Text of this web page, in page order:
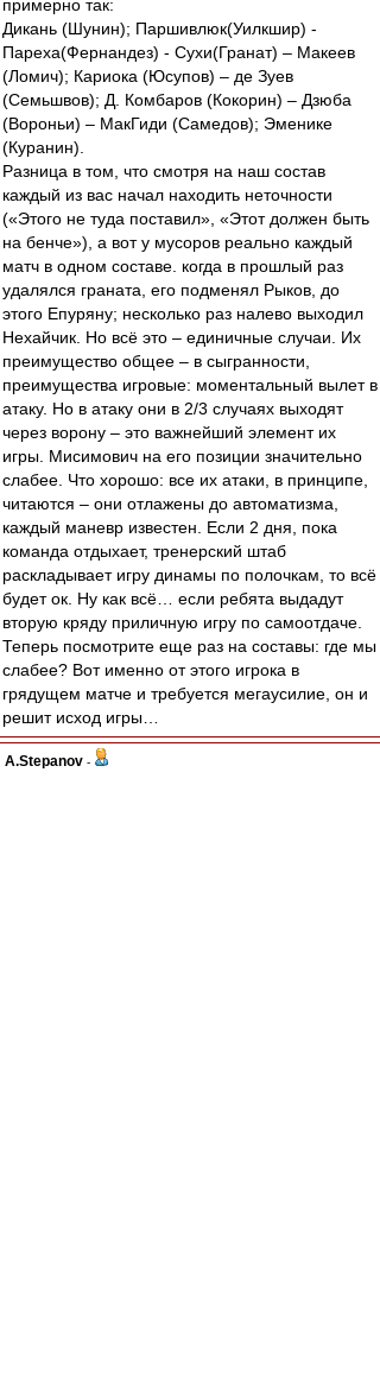
примерно так:
Дикань (Шунин); Паршивлюк(Уилкшир) -
Пареха(Фернандез) - Сухи(Гранат) – Макеев
(Ломич); Кариока (Юсупов) – де Зуев
(Семьшвов); Д. Комбаров (Кокорин) – Дзюба
(Вороньи) – МакГиди (Самедов); Эменике
(Куранин).
Разница в том, что смотря на наш состав
каждый из вас начал находить неточности
(«Этого не туда поставил», «Этот должен быть
на бенче»), а вот у мусоров реально каждый
матч в одном составе. когда в прошлый раз
удалялся граната, его подменял Рыков, до
этого Епуряну; несколько раз налево выходил
Нехайчик. Но всё это – единичные случаи. Их
преимущество общее – в сыгранности,
преимущества игровые: моментальный вылет в
атаку. Но в атаку они в 2/3 случаях выходят
через ворону – это важнейший элемент их
игры. Мисимович на его позиции значительно
слабее. Что хорошо: все их атаки, в принципе,
читаются – они отлажены до автоматизма,
каждый маневр известен. Если 2 дня, пока
команда отдыхает, тренерский штаб
раскладывает игру динамы по полочкам, то всё
будет ок. Ну как всё… если ребята выдадут
вторую кряду приличную игру по самоотдаче.
Теперь посмотрите еще раз на составы: где мы
слабее? Вот именно от этого игрока в
грядущем матче и требуется мегаусилие, он и
решит исход игры…
A.Stepanov -